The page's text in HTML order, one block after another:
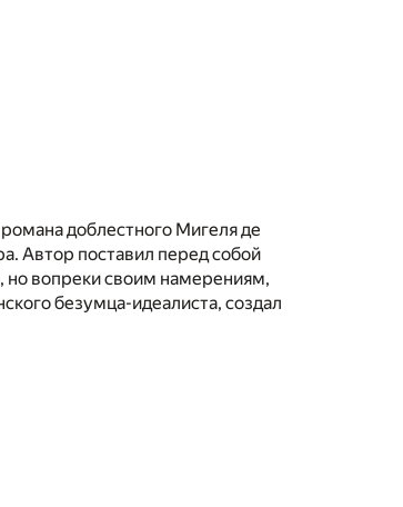
доблестного Мигеля де
Автор поставил перед собой
но вопреки своим намерениям,
безумца-идеалиста, создал